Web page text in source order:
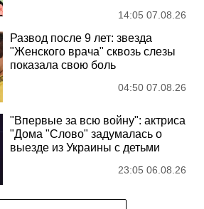
14:05 07.08.26
Развод после 9 лет: звезда
"Женского врача" сквозь слезы
показала свою боль
04:50 07.08.26
"Впервые за всю войну": актриса
"Дома "Слово" задумалась о
выезде из Украины с детьми
23:05 06.08.26